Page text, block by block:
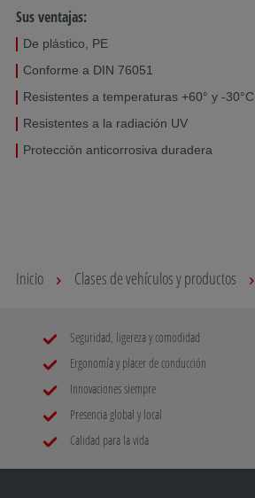
Sus ventajas:
De plástico, PE
Conforme a DIN 76051
Resistentes a temperaturas +60° y -30°C
Resistentes a la radiación UV
Protección anticorrosiva duradera
Inicio Clases de vehículos y productos
Seguridad, ligereza y comodidad
Ergonomía y placer de conducción
Innovaciones siempre
Presencia global y local
Calidad para la vida